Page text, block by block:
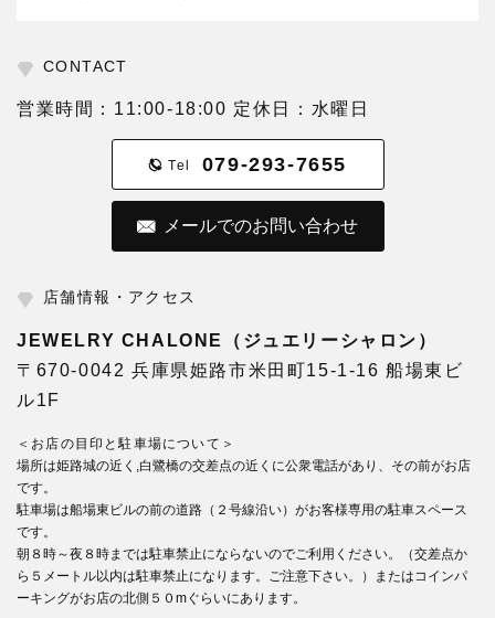
CONTACT
営業時間：11:00-18:00 定休日：水曜日
Tel 079-293-7655
メールでのお問い合わせ
店舗情報・アクセス
JEWELRY CHALONE（ジュエリーシャロン）
〒670-0042 兵庫県姫路市米田町15-1-16 船場東ビ
ル1F
＜お店の目印と駐車場について＞
場所は姫路城の近く,白鷺橋の交差点の近くに公衆電話があり、その前がお店
です。
駐車場は船場東ビルの前の道路（２号線沿い）がお客様専用の駐車スペース
です。
朝８時～夜８時までは駐車禁止にならないのでご利用ください。（交差点か
ら５メートル以内は駐車禁止になります。ご注意下さい。）またはコインパ
ーキングがお店の北側５０mぐらいにあります。